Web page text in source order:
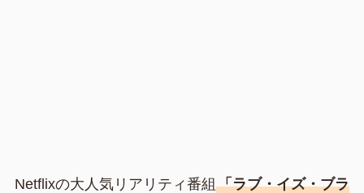
Netflixの大人気リアリティ番組「ラブ・イズ・ブラ